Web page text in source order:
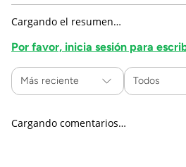
Cargando el resumen…
Por favor, inicia sesión para
Más reciente Todos
Cargando comentarios…